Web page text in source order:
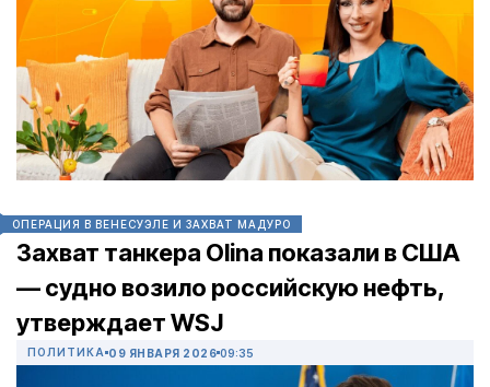
ОПЕРАЦИЯ В ВЕНЕСУЭЛЕ И ЗАХВАТ МАДУРО
Захват танкера Olina показали в США
— судно возило российскую нефть,
утверждает WSJ
ПОЛИТИКА 09 ЯНВАРЯ 2026 09:35